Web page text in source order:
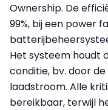
Ownership. De
99%, bij een power
Het systeem houdt
conditie, bv. door
laadstroom. Alle
bereikbaar, terwijl